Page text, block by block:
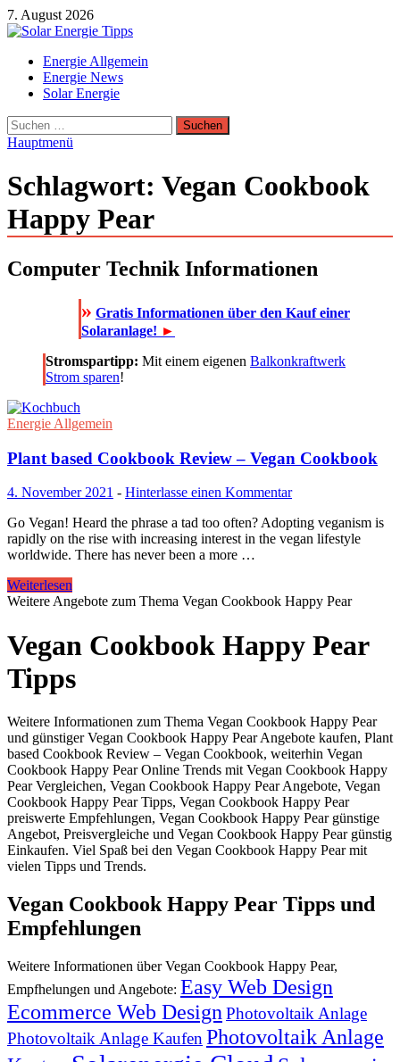
Zum
Inhalt
7. August 2026
Solar Energie Tipps
Solar Energie und Photovoltaik Informationen und Tipps
Energie Allgemein
Energie News
Solar Energie
Suchen
nach:
Hauptmenü
Schlagwort: Vegan Cookbook
Happy Pear
Computer Technik Informationen
» Gratis Informationen über den Kauf einer
Solaranlage! ►
Stromspartipp: Mit einem eigenen Balkonkraftwerk
Strom sparen!
Energie Allgemein
Plant based Cookbook Review – Vegan Cookbook
4. November 2021 - Hinterlasse einen Kommentar
Go Vegan! Heard the phrase a tad too often? Adopting veganism is
rapidly on the rise with increasing interest in the vegan lifestyle
worldwide. There has never been a more …
Weiterlesen
Weitere Angebote zum Thema Vegan Cookbook Happy Pear
Vegan Cookbook Happy Pear
Tipps
Weitere Informationen zum Thema Vegan Cookbook Happy Pear
und günstiger Vegan Cookbook Happy Pear Angebote kaufen, Plant
based Cookbook Review – Vegan Cookbook, weiterhin Vegan
Cookbook Happy Pear Online Trends mit Vegan Cookbook Happy
Pear Vergleichen, Vegan Cookbook Happy Pear Angebote, Vegan
Cookbook Happy Pear Tipps, Vegan Cookbook Happy Pear
preiswerte Empfehlungen, Vegan Cookbook Happy Pear günstige
Angebot, Preisvergleiche und Vegan Cookbook Happy Pear günstig
Einkaufen. Viel Spaß bei den Vegan Cookbook Happy Pear mit
vielen Tipps und Trends.
Vegan Cookbook Happy Pear Tipps und
Empfehlungen
Weitere Informationen über Vegan Cookbook Happy Pear,
Empfhelungen und Angebote: Easy Web Design
Ecommerce Web Design Photovoltaik Anlage
Photovoltaik Anlage Kaufen Photovoltaik Anlage